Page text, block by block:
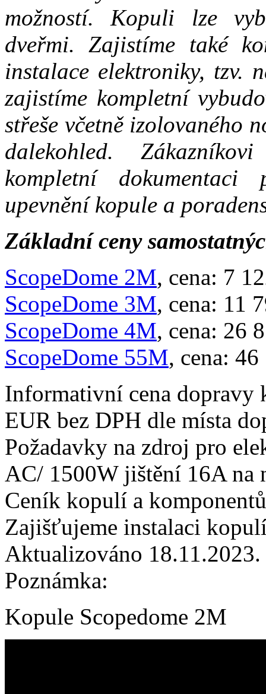
možností. Kopuli lze
dveřmi. Zajistíme také
instalace elektroniky, tzv.
zajistíme kompletní
střeše včetně izolovaného
dalekohled.
kompletní
upevnění kopule a
Základní ceny
ScopeDome 2M, cena: 7
ScopeDome 3M, cena: 11
ScopeDome 4M, cena: 26
ScopeDome 55M, cena:
Informativní cena dopravy
EUR bez DPH dle místa
Požadavky na zdroj pro
AC/ 1500W jištění 16A na
Ceník kopulí a
Zajišťujeme instalaci
Aktualizováno 18.11.2023.
Poznámka:
Kopule Scopedome 2M